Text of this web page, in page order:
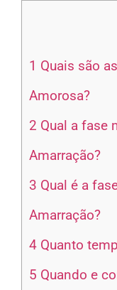
1 Quais são
Amorosa?
2 Qual a fase
Amarração?
3 Qual é a
Amarração?
4 Quanto
5 Quando e